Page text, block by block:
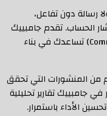
رسالة دون تفاعل،
الحساب. تقدم جامبييك
حلولًا لإدارة المجتمع (Community Management) تساعدك في بناء
من المنشورات التي تحقق
جامبييك تقارير تحليلية
الأداء باستمرار.